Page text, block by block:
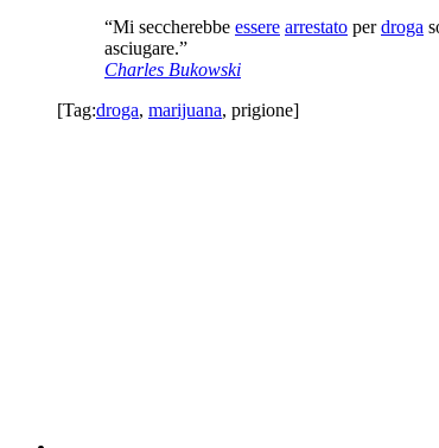
“Mi seccherebbe essere arrestato perdroga
asciugare.”
Charles Bukowski
[Tag:droga, marijuana, prigione]